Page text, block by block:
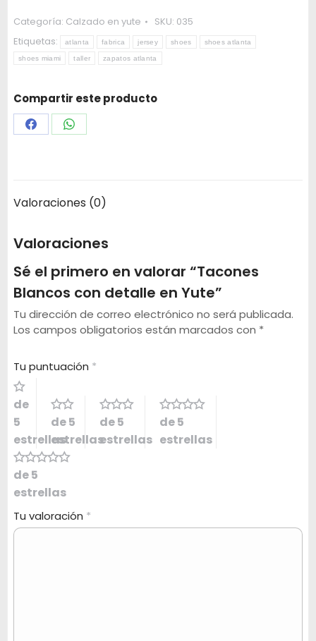
Categoría: Calzado en yute SKU: 035
Etiquetas:
atlanta fabrica jersey shoes shoes atlanta
shoes miami taller zapatos atlanta
Compartir este producto
Share Share
Valoraciones (0)
Valoraciones
Sé el primero en valorar “Tacones
Blancos con detalle en Yute”
Tu dirección de correo electrónico no será publicada.
Los campos obligatorios están marcados con *
Tu puntuación *
de
5
estrellas
de 5
estrellas
de 5
estrellas
de 5
estrellas
de 5
estrellas
Tu valoración *